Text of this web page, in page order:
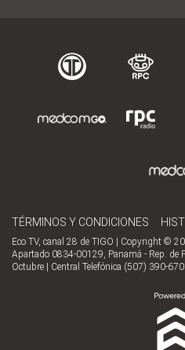
TÉRMINOS Y CONDICIONES
Eco TV, canal 28 de TIGO | Copyright ©
Apartado 0834-00129, Panamá - Rep. de
Octubre | Central Telefónica (507) 390-